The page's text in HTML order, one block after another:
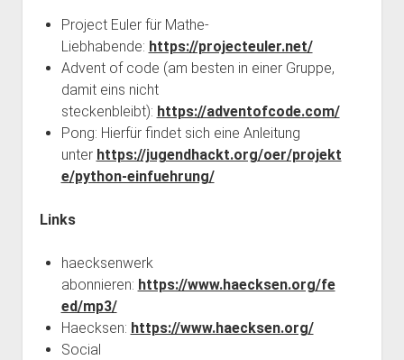
Project Euler für Mathe-
Liebhabende: https://projecteuler.net/
Advent of code (am besten in einer Gruppe,
damit eins nicht
steckenbleibt): https://adventofcode.com/
Pong: Hierfür findet sich eine Anleitung
unter https://jugendhackt.org/oer/projekt
e/python-einfuehrung/
Links
haecksenwerk
abonnieren: https://www.haecksen.org/fe
ed/mp3/
Haecksen: https://www.haecksen.org/
Social